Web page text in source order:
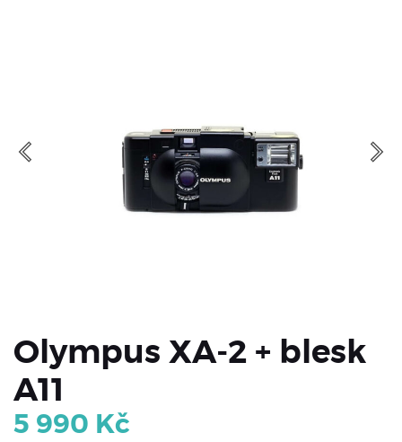
Olympus XA-2 + blesk
A11
5 990 Kč